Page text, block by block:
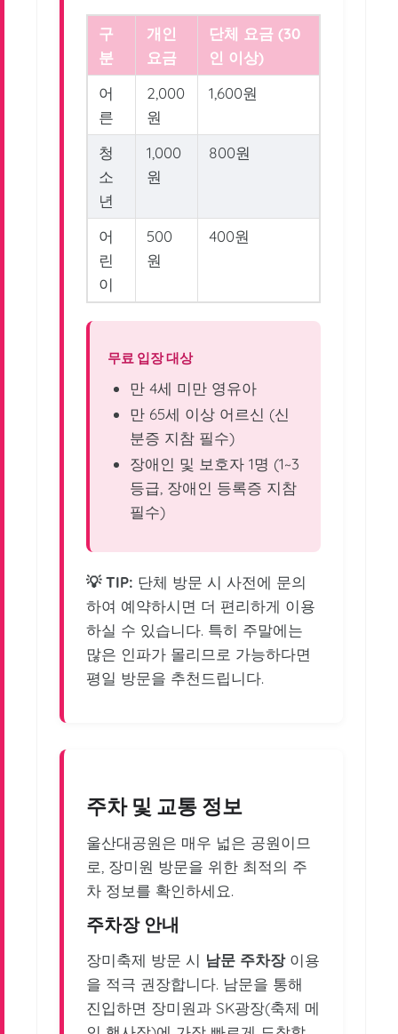
구
분
개인
요금
단체 요금 (30
인 이상)
어
른
2,000
원
1,600원
청
소
년
1,000
원
800원
어
린
이
500
원
400원
무료 입장 대상
만 4세 미만 영유아
만 65세 이상 어르신 (신
분증 지참 필수)
장애인 및 보호자 1명 (1~3
등급, 장애인 등록증 지참
필수)
💡 TIP: 단체 방문 시 사전에 문의
하여 예약하시면 더 편리하게 이용
하실 수 있습니다. 특히 주말에는
많은 인파가 몰리므로 가능하다면
평일 방문을 추천드립니다.
주차 및 교통 정보
울산대공원은 매우 넓은 공원이므
로, 장미원 방문을 위한 최적의 주
차 정보를 확인하세요.
주차장 안내
장미축제 방문 시 남문 주차장이용
을 적극 권장합니다. 남문을 통해
진입하면 장미원과 SK광장(축제 메